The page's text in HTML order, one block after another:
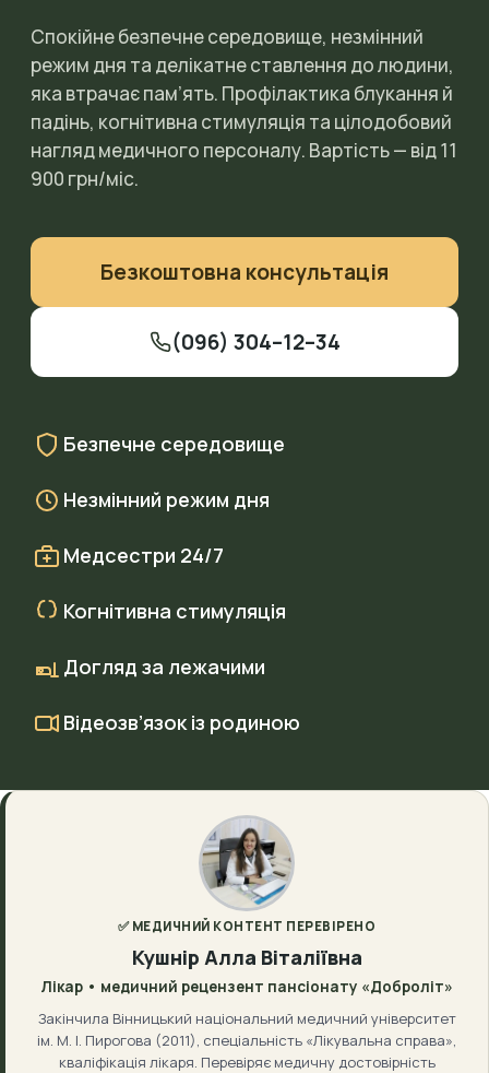
Спокійне безпечне середовище, незмінний
режим дня та делікатне ставлення до людини,
яка втрачає пам’ять. Профілактика блукання й
падінь, когнітивна стимуляція та цілодобовий
нагляд медичного персоналу. Вартість — від 11
900 грн/міс.
Безкоштовна консультація
(096) 304–12–34
Безпечне середовище
Незмінний режим дня
Медсестри 24/7
Когнітивна стимуляція
Догляд за лежачими
Відеозв’язок із родиною
✅ МЕДИЧНИЙ КОНТЕНТ ПЕРЕВІРЕНО
Кушнір Алла Віталіївна
Лікар • медичний рецензент пансіонату «Доброліт»
Закінчила Вінницький національний медичний університет
ім. М. І. Пирогова (2011), спеціальність «Лікувальна справа»,
кваліфікація лікаря. Перевіряє медичну достовірність